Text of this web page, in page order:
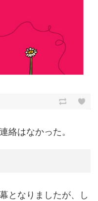
絡はなかった。
となりましたが、し